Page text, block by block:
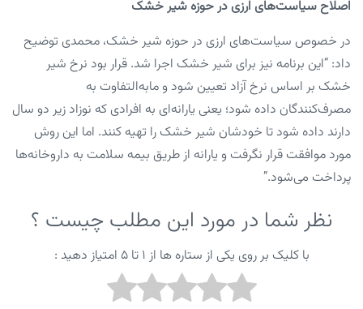
اصلاح سیاست‌های ارزی در حوزه شیر خشک
در خصوص سیاست‌های ارزی در حوزه شیر خشک، محمدی توضیح
داد: “این برنامه نیز برای شیر خشک اجرا شد. قرار بود نرخ شیر
خشک بر اساس نرخ آزاد تعیین شود و مابه‌التفاوت به
مصرف‌کنندگان داده شود؛ یعنی یارانه‌ای به افرادی که نوزاد زیر دو سال
دارند داده شود تا خودشان شیر خشک را تهیه کنند. اما این روش
مورد موافقت قرار نگرفت و یارانه از طریق بیمه سلامت به داروخانه‌ها
پرداخت می‌شود.”
نظر شما در مورد این مطلب چیست ؟
با کلیک بر روی یکی از ستاره ها از ۱ تا ۵ امتیاز دهید :